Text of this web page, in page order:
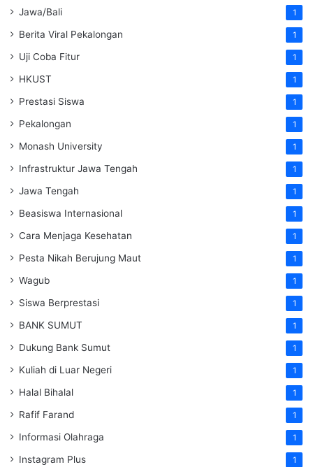
Jawa/Bali 1
Berita Viral Pekalongan 1
Uji Coba Fitur 1
HKUST 1
Prestasi Siswa 1
Pekalongan 1
Monash University 1
Infrastruktur Jawa Tengah 1
Jawa Tengah 1
Beasiswa Internasional 1
Cara Menjaga Kesehatan 1
Pesta Nikah Berujung Maut 1
Wagub 1
Siswa Berprestasi 1
BANK SUMUT 1
Dukung Bank Sumut 1
Kuliah di Luar Negeri 1
Halal Bihalal 1
Rafif Farand 1
Informasi Olahraga 1
Instagram Plus 1